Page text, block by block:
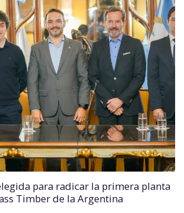
para radicar la primera planta
Timber de la Argentina